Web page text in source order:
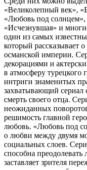
«Великолепный век»,
«Любовь под
«Исчезнувшая» и
один из самых
который рассказывает
османской империи.
декорациями и
в атмосферу турецкого
интриги знаменитых
захватывающий сериал
смерть своего отца.
неожиданных
решимость главной
любовь. «Любовь под
о любви между двумя
социальных слоев.
способна
заставляет зрителя